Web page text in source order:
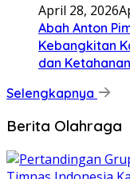
April 28, 2026
Abah Anton
Kebangkitan
dan
Selengkapnya
Berita Olahraga